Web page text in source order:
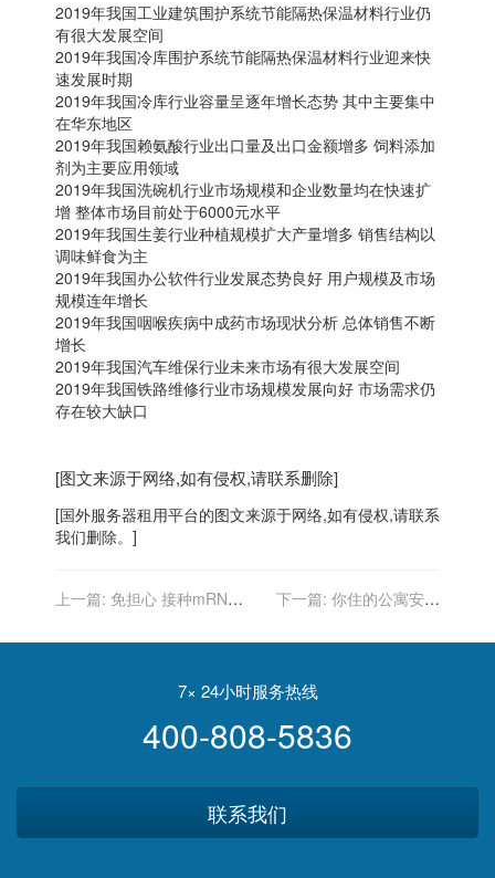
2019年我国工业建筑围护系统节能隔热保温材料行业仍
有很大发展空间
2019年我国冷库围护系统节能隔热保温材料行业迎来快
速发展时期
2019年我国冷库行业容量呈逐年增长态势 其中主要集中
在华东地区
2019年我国赖氨酸行业出口量及出口金额增多 饲料添加
剂为主要应用领域
2019年我国洗碗机行业市场规模和企业数量均在快速扩
增 整体市场目前处于6000元水平
2019年我国生姜行业种植规模扩大产量增多 销售结构以
调味鲜食为主
2019年我国办公软件行业发展态势良好 用户规模及市场
规模连年增长
2019年我国咽喉疾病中成药市场现状分析 总体销售不断
增长
2019年我国汽车维保行业未来市场有很大发展空间
2019年我国铁路维修行业市场规模发展向好 市场需求仍
存在较大缺口
[图文来源于网络,如有侵权,请联系删除]
[国外服务器租用平台的图文来源于网络,如有侵权,请联系
我们删除。]
上一篇: 免担心 接种mRNA
下一篇: 你住的公寓安全
7× 24小时服务热线
400-808-5836
联系我们